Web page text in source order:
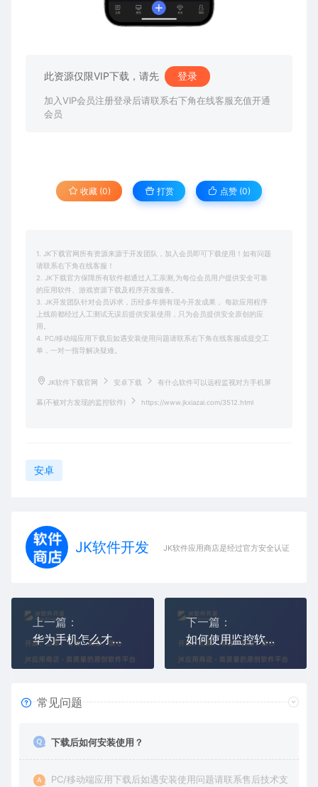
此资源仅限VIP下载，请先 登录
加入VIP会员注册登录后请联系右下角在线客服充值开通
会员
收藏 (0) 打赏 点赞 (0)
1. JK下载官网所有资源来源于开发团队，加入会员即可下载使用！如有问题
请联系右下角在线客服！
2. JK下载官方保障所有软件都通过人工亲测,为每位会员用户提供安全可靠
的应用软件、游戏资源下载及程序开发服务。
3. JK开发团队针对会员诉求，历经多年拥有现今开发成果， 每款应用程序
上线前都经过人工测试无误后提供安装使用，只为会员提供安全原创的应
用。
4. PC/移动端应用下载后如遇安装使用问题请联系右下角在线客服或提交工
单，一对一指导解决疑难。
JK软件下载官网 安卓下载 有什么软件可以远程监视对方手机屏
幕(不被对方发现的监控软件) https://www.jkxiazai.com/3512.html
安卓
JK软件开发 JK软件应用商店是经过官方安全认证，保障
上一篇：
华为手机怎么才能监控苹果手机(给苹果安卓手机装监控软件APP)
下一篇：
如何使用监控软件手机远程控制手机(同屏监控手机屏幕不被发现)
常见问题
下载后如何安装使用？
PC/移动端应用下载后如遇安装使用问题请联系售后技术支